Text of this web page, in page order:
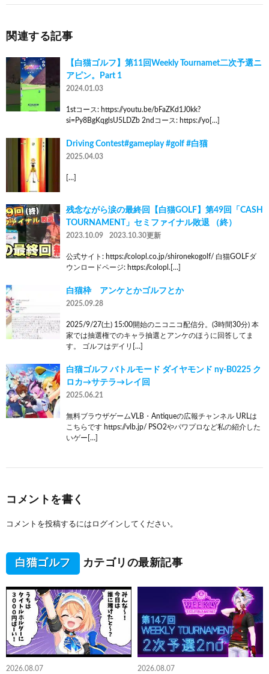
関連する記事
【白猫ゴルフ】第11回Weekly Tournamet二次予選ニ
アピン。Part 1
2024.01.03
1stコース: https://youtu.be/bFaZKd1J0kk?
si=Py8BgKqglsU5LDZb 2ndコース: https://yo[…]
Driving Contest#gameplay #golf #白猫
2025.04.03
[…]
残念ながら涙の最終回【白猫GOLF】第49回「CASH
TOURNAMENT」セミファイナル敗退 （終）
2023.10.09 2023.10.30更新
公式サイト: https://colopl.co.jp/shironekogolf/ 白猫GOLFダ
ウンロードページ: https://colopl.[…]
白猫枠 アンケとかゴルフとか
2025.09.28
2025/9/27(土) 15:00開始のニコニコ配信分。(3時間30分) 本
家では抽選権でのキャラ抽選とアンケのほうに回答してま
す。 ゴルフはデイリ[…]
白猫ゴルフ バトルモード ダイヤモンド ny-B0225 ク
ロカ→サテラ→レイ回
2025.06.21
無料ブラウザゲームVLB・Antiqueの広報チャンネル URLは
こちらです https://vlb.jp/ PSO2やパワプロなど私の紹介した
いゲー[…]
コメントを書く
コメントを投稿するには ログイン してください。
白猫ゴルフ カテゴリの最新記事
2026.08.07 2026.08.07